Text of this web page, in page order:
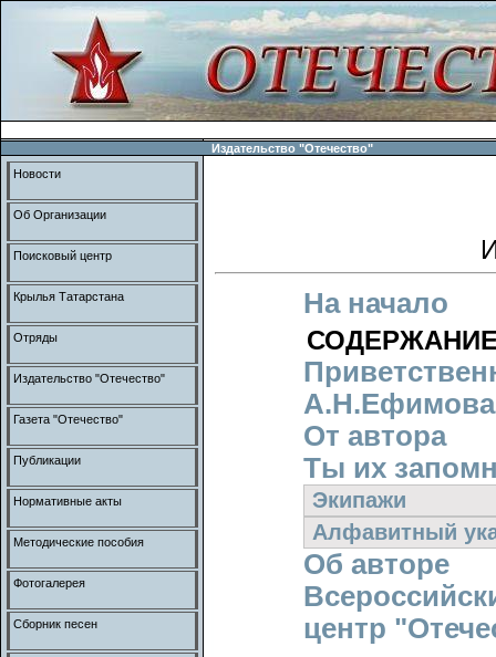
Издательство "Отечество"
На начало
А.Н.Ефимова
От автора
Ты их
Экипажи
Алфавитный
Об авторе
центр
Новости
Об Организации
Поисковый центр
Крылья Татарстана
Отряды
Издательство "Отечество"
Газета "Отечество"
Публикации
Нормативные акты
Методические пособия
Фотогалерея
Сборник песен